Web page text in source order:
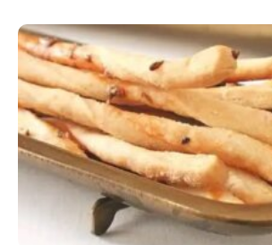
Comer Bem: Palitinhos De